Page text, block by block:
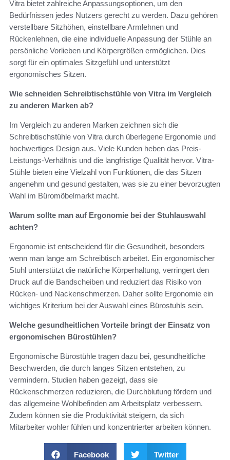
Vitra bietet zahlreiche Anpassungsoptionen, um den
Bedürfnissen jedes Nutzers gerecht zu werden. Dazu gehören
verstellbare Sitzhöhen, einstellbare Armlehnen und
Rückenlehnen, die eine individuelle Anpassung der Stühle an
persönliche Vorlieben und Körpergrößen ermöglichen. Dies
sorgt für ein optimales Sitzgefühl und unterstützt
ergonomisches Sitzen.
Wie schneiden Schreibtischstühle von Vitra im Vergleich
zu anderen Marken ab?
Im Vergleich zu anderen Marken zeichnen sich die
Schreibtischstühle von Vitra durch überlegene Ergonomie und
hochwertiges Design aus. Viele Kunden heben das Preis-
Leistungs-Verhältnis und die langfristige Qualität hervor. Vitra-
Stühle bieten eine Vielzahl von Funktionen, die das Sitzen
angenehm und gesund gestalten, was sie zu einer bevorzugten
Wahl im Büromöbelmarkt macht.
Warum sollte man auf Ergonomie bei der Stuhlauswahl
achten?
Ergonomie ist entscheidend für die Gesundheit, besonders
wenn man lange am Schreibtisch arbeitet. Ein ergonomischer
Stuhl unterstützt die natürliche Körperhaltung, verringert den
Druck auf die Bandscheiben und reduziert das Risiko von
Rücken- und Nackenschmerzen. Daher sollte Ergonomie ein
wichtiges Kriterium bei der Auswahl eines Bürostuhls sein.
Welche gesundheitlichen Vorteile bringt der Einsatz von
ergonomischen Bürostühlen?
Ergonomische Bürostühle tragen dazu bei, gesundheitliche
Beschwerden, die durch langes Sitzen entstehen, zu
vermindern. Studien haben gezeigt, dass sie
Rückenschmerzen reduzieren, die Durchblutung fördern und
das allgemeine Wohlbefinden am Arbeitsplatz verbessern.
Zudem können sie die Produktivität steigern, da sich
Mitarbeiter wohler fühlen und konzentrierter arbeiten können.
Facebook Twitter